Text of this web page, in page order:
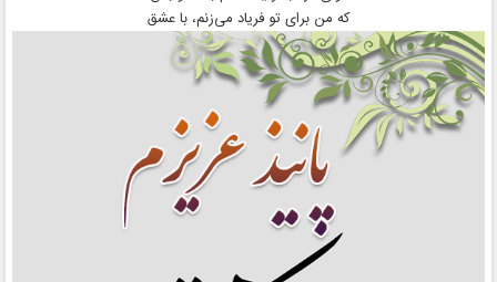
که من برای تو فریاد می‌زنم، با عشق